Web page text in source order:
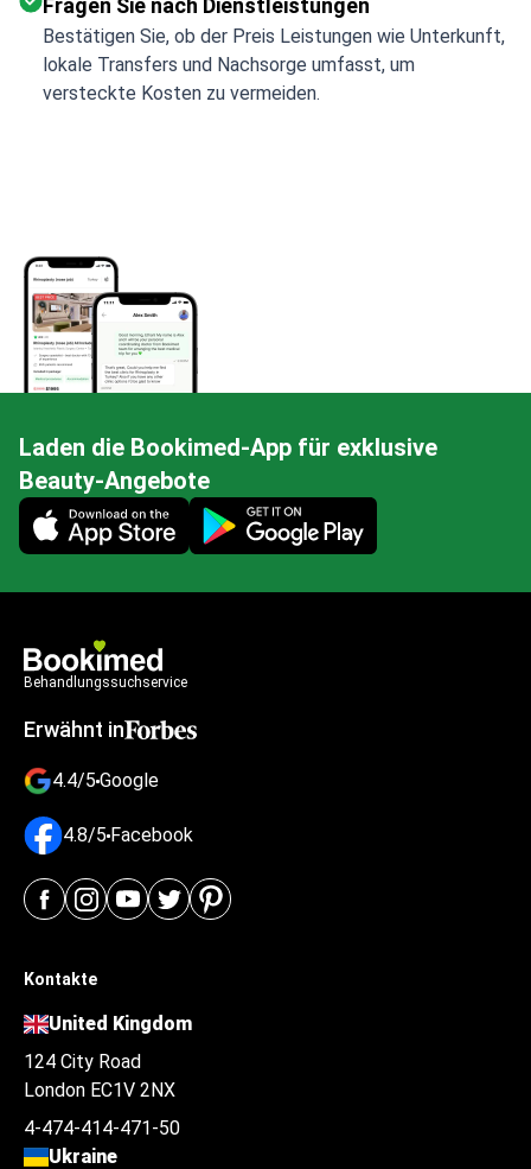
Fragen Sie nach Dienstleistungen
Bestätigen Sie, ob der Preis Leistungen wie Unterkunft,
lokale Transfers und Nachsorge umfasst, um
versteckte Kosten zu vermeiden.
Laden die Bookimed-App für exklusive
Beauty-Angebote
Mobile app illustration
Behandlungssuchservice
Erwähnt in
4.4/5 Google
4.8/5 Facebook
Kontakte
United Kingdom
124 City Road
London EC1V 2NX
4-474-414-471-50
Ukraine